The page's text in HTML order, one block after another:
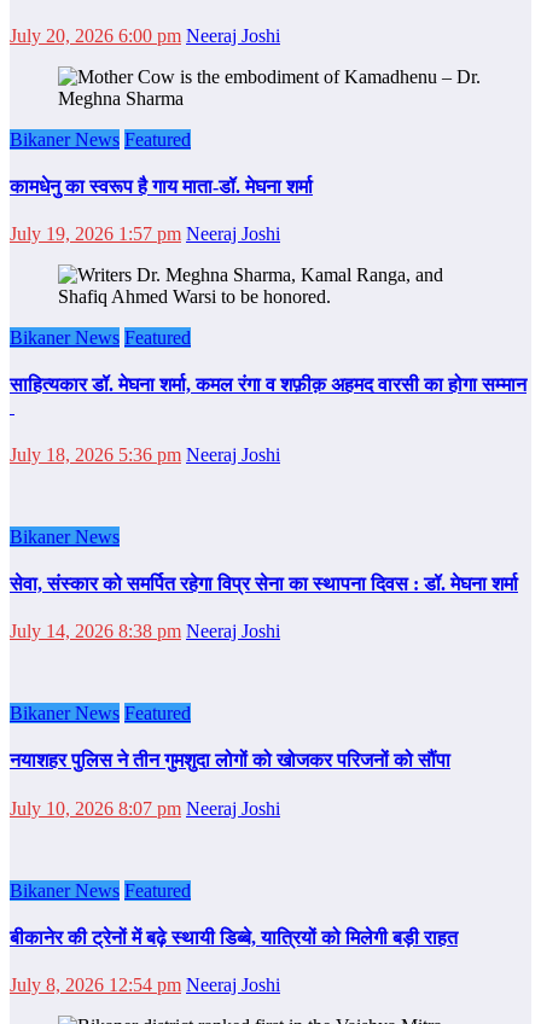
July 20, 2026 6:00 pm Neeraj Joshi
Bikaner News Featured
कामधेनु का स्वरूप है गाय माता-डॉ. मेघना शर्मा
July 19, 2026 1:57 pm Neeraj Joshi
Bikaner News Featured
साहित्‍यकार डॉ. मेघना शर्मा, कमल रंगा व शफ़ीक़ अहमद वारसी का होगा सम्‍मान
July 18, 2026 5:36 pm Neeraj Joshi
Bikaner News
सेवा, संस्कार को समर्पित रहेगा विप्र सेना का स्थापना दिवस : डॉ. मेघना शर्मा
July 14, 2026 8:38 pm Neeraj Joshi
Bikaner News Featured
नयाशहर पुलिस ने तीन गुमशुदा लोगों को खोजकर परिजनों को सौंपा
July 10, 2026 8:07 pm Neeraj Joshi
Bikaner News Featured
बीकानेर की ट्रेनों में बढ़े स्थायी डिब्बे, यात्रियों को मिलेगी बड़ी राहत
July 8, 2026 12:54 pm Neeraj Joshi